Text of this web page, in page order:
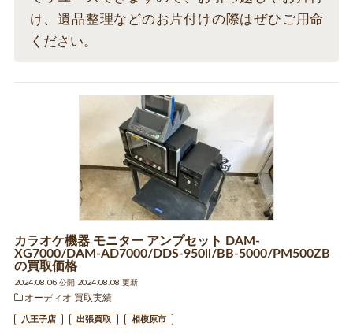
け、遺品整理などのお片付けの際はぜひご用命
ください。
カラオケ機器 モニター アンプセット DAM-
XG7000/DAM-AD7000/DDS-950ll/BB-5000/PM500ZB
の買取価格
2024.08.06 公開 2024.08.08 更新
オーディオ 買取実績
八王子店 出張買取 相模原市